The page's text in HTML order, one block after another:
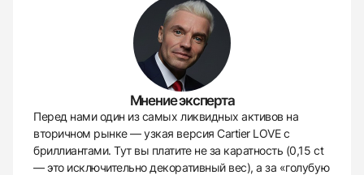
Мнение эксперта
Перед нами один из самых ликвидных активов на
вторичном рынке — узкая версия Cartier LOVE с
бриллиантами. Тут вы платите не за каратность (0,15 ct
— это исключительно декоративный вес), а за «голубую